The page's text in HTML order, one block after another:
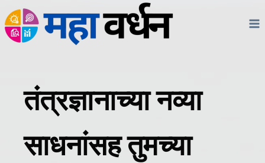
Skip
to
तंत्रज्ञानाच्या नव्या
साधनांसह तुमच्या